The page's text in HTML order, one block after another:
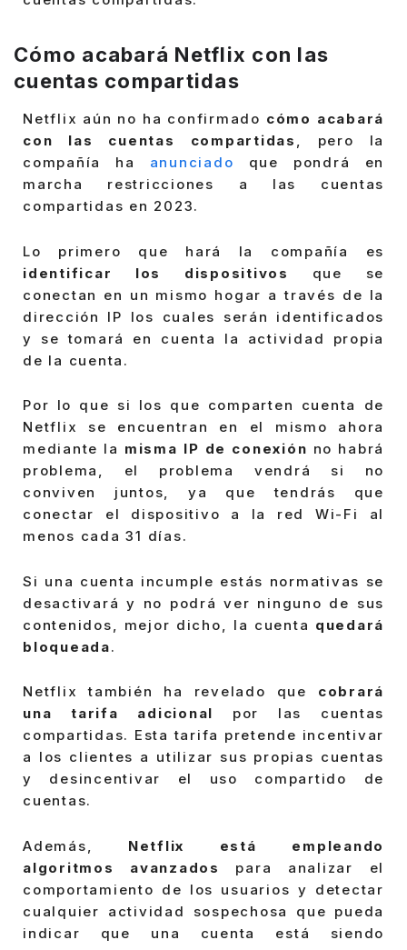
Cómo acabará Netflix con las
cuentas compartidas
Netflix aún no ha confirmado cómo acabará
con las cuentas compartidas , pero la
compañía ha anunciado que pondrá en
marcha restricciones a las cuentas
compartidas en 2023.
Lo primero que hará la compañía es
identificar los dispositivos
que se
conectan en un mismo hogar a través de la
dirección IP los cuales serán identificados
y se tomará en cuenta la actividad propia
de la cuenta.
Por lo que si los que comparten cuenta de
Netflix se encuentran en el mismo ahora
mediante la misma IP de conexión no habrá
problema, el problema vendrá si no
conviven juntos, ya que tendrás que
conectar el dispositivo a la red Wi-Fi al
menos cada 31 días.
Si una cuenta incumple estás normativas se
desactivará y no podrá ver ninguno de sus
contenidos, mejor dicho, la cuenta quedará
bloqueada.
Netflix también ha revelado que cobrará
una tarifa adicional por las cuentas
compartidas. Esta tarifa pretende incentivar
a los clientes a utilizar sus propias cuentas
y desincentivar el uso compartido de
cuentas.
Además, Netflix está empleando
algoritmos avanzados
para analizar el
comportamiento de los usuarios y detectar
cualquier actividad sospechosa que pueda
indicar que una cuenta está siendo